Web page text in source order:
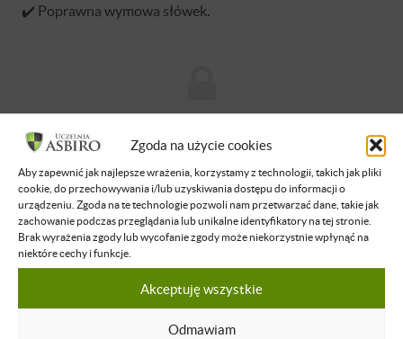
Zgoda na użycie cookies
Aby zapewnić jak najlepsze wrażenia, korzystamy z technologii, takich jak pliki
cookie, do przechowywania i/lub uzyskiwania dostępu do informacji o
urządzeniu. Zgoda na te technologie pozwoli nam przetwarzać dane, takie jak
zachowanie podczas przeglądania lub unikalne identyfikatory na tej stronie.
Brak wyrażenia zgody lub wycofanie zgody może niekorzystnie wpłynąć na
niektóre cechy i funkcje.
Akceptuję wszystkie
Odmawiam
✔️ Poprawna wymowa słówek.
Nie masz dostępu do tej podstrony.
Zaloguj się
O WYKŁADOWCY
Jerzy Sobczyk
Jestem dyrektorem Działu Nauczania i HR w